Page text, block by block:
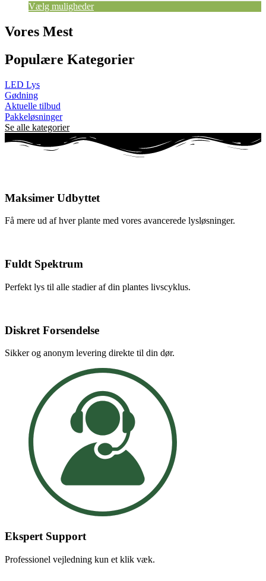
Vælg muligheder
Vores Mest
Populære Kategorier
LED Lys
Gødning
Aktuelle tilbud
Pakkeløsninger
Se alle kategorier
Maksimer Udbyttet
Få mere ud af hver plante med vores avancerede lysløsninger.
Fuldt Spektrum
Perfekt lys til alle stadier af din plantes livscyklus.
Diskret Forsendelse
Sikker og anonym levering direkte til din dør.
Ekspert Support
Professionel vejledning kun et klik væk.